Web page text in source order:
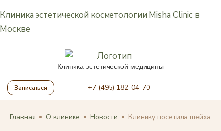
Клиника эстетической косметологии Misha Clinic в
Москве
Клиника эстетической медицины
Записаться +7 (495) 182-04-70
Главная О клинике Новости Клинику посетила шейха